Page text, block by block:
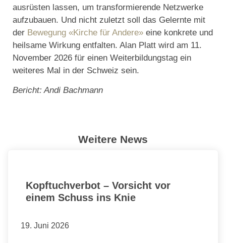
ausrüsten lassen, um transformierende Netzwerke
aufzubauen. Und nicht zuletzt soll das Gelernte mit
der Bewegung «Kirche für Andere» eine konkrete und
heilsame Wirkung entfalten. Alan Platt wird am 11.
November 2026 für einen Weiterbildungstag ein
weiteres Mal in der Schweiz sein.
Bericht: Andi Bachmann
Weitere News
Kopftuchverbot – Vorsicht vor
einem Schuss ins Knie
19. Juni 2026